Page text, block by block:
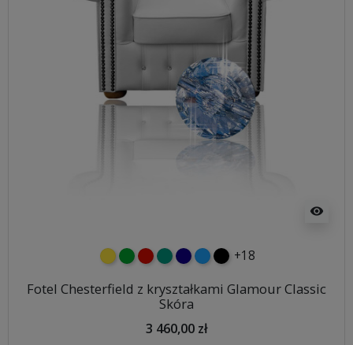
visibility
żółtyzielonyczerwony
turkusowy
granatowy
niebieski
czarny
+18
Fotel Chesterfield z kryształkami Glamour Classic
Skóra
3 460,00 zł